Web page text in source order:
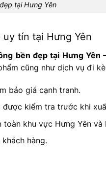
tại Hưng Yên
uy tín tại Hưng Yên
bền đẹp tại Hưng
cũng như dịch vụ đi
bảo giá cạnh tranh.
được kiểm tra trước khi
khu vực Hưng Yên và
hàng.